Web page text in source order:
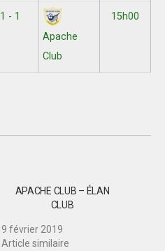
1 - 1
Apache
Club
15h00
APACHE CLUB – ÉLAN
CLUB
9 février 2019
Article similaire